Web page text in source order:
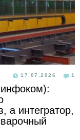
17.07.2026 1
а интегратор,